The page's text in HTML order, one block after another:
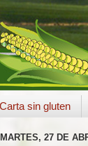
Carta sin gluten
MARTES, 27 DE